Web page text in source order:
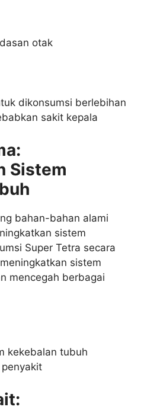
otak
dikonsumsi berlebihan
sakit kepala
Sistem
bahan-bahan alami
sistem
Super Tetra secara
sistem
mencegah berbagai
kekebalan tubuh